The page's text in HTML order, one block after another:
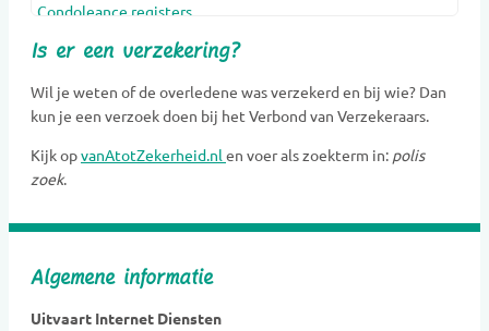
Condoleance registers
Crematoria
Dragers
Gedenkobjecten
Gedenksieraden
Glasobjecten
Goede doelen
Is er een verzekering?
Wil je weten of de overledene was verzekerd en bij wie? Dan
kun je een verzoek doen bij het Verbond van Verzekeraars.
Kijk opvanAtotZekerheid.nl en voer als zoekterm in: polis
zoek.
Algemene informatie
Uitvaart Internet Diensten